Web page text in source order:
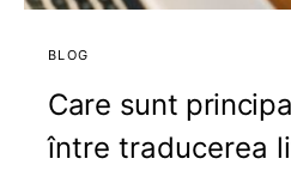
BLOG
Care sunt
între traducerea